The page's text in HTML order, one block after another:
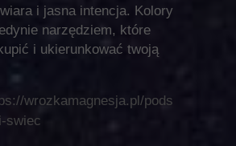
wrozkamagnesja.pl/pods
swiec
i jasna intencja. Kolory
narzędziem, które
i ukierunkować twoją